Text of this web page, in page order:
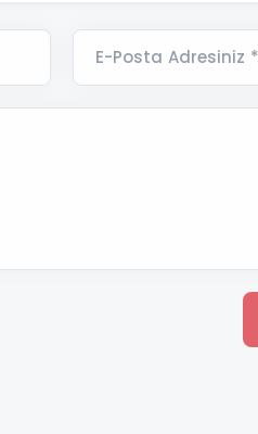
E-Posta Adresiniz *